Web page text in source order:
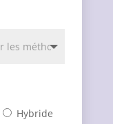
Hybride